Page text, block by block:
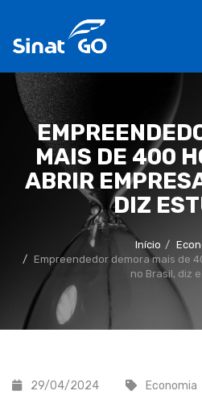
MAIS DE 400
ABRIR
DIZ
Início
Empreendedor demora mais de
no Brasil, diz
29/04/2024 Economia